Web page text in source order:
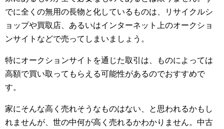
でに全くの無用の長物と化しているものは、リサイクルシ
ョップや買取店、あるいはインターネット上のオークショ
ンサイトなどで売ってしまいましょう。
特にオークションサイトを通じた取引は、ものによっては
高額で買い取ってもらえる可能性があるのでおすすめで
す。
家にそんな高く売れそうなものはない、と思われるかもし
れませんが、世の中何が高く売れるかわかりません。中古